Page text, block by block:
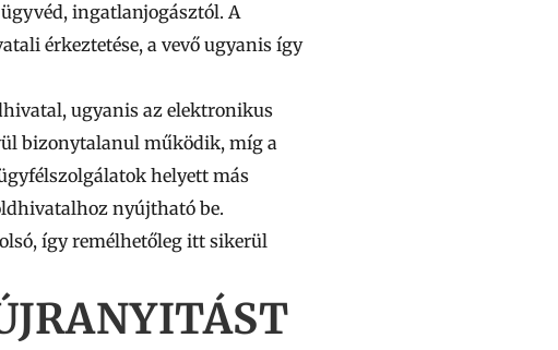
ingatlanjogásztól. A
érkeztetése, a vevő ugyanis így
ugyanis az elektronikus
bizonytalanul működik, míg a
helyett más
nyújtható be.
így remélhetőleg itt sikerül